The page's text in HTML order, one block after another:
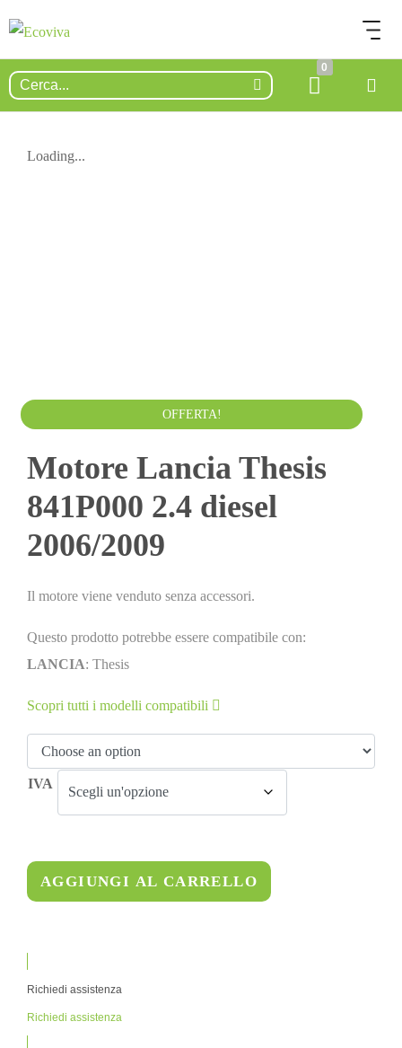
0
Loading...
OFFERTA!
1,000.00€
Motore Lancia Thesis
841P000 2.4 diesel
2006/2009
Il motore viene venduto senza accessori.
Questo prodotto potrebbe essere compatibile con:
LANCIA: Thesis
Scopri tutti i modelli compatibili
IVA
AGGIUNGI AL CARRELLO
Richiedi assistenza
Richiedi assistenza